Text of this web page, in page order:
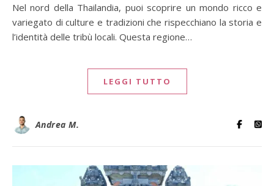
Nel nord della Thailandia, puoi scoprire un mondo ricco e
variegato di culture e tradizioni che rispecchiano la storia e
l’identità delle tribù locali. Questa regione…
LEGGI TUTTO
Andrea M.